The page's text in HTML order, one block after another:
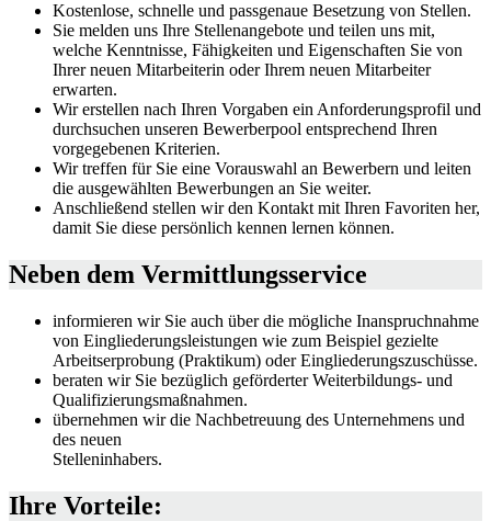
Kostenlose, schnelle und passgenaue Besetzung von Stellen.
Sie melden uns Ihre Stellenangebote und teilen uns mit,
welche Kenntnisse, Fähigkeiten und Eigenschaften Sie von
Ihrer neuen Mitarbeiterin oder Ihrem neuen Mitarbeiter
erwarten.
Wir erstellen nach Ihren Vorgaben ein Anforderungsprofil und
durchsuchen unseren Bewerberpool entsprechend Ihren
vorgegebenen Kriterien.
Wir treffen für Sie eine Vorauswahl an Bewerbern und leiten
die ausgewählten Bewerbungen an Sie weiter.
Anschließend stellen wir den Kontakt mit Ihren Favoriten her,
damit Sie diese persönlich kennen lernen können.
Neben dem Vermittlungsservice
informieren wir Sie auch über die mögliche Inanspruchnahme
von Eingliederungsleistungen wie zum Beispiel gezielte
Arbeitserprobung (Praktikum) oder Eingliederungszuschüsse.
beraten wir Sie bezüglich geförderter Weiterbildungs- und
Qualifizierungsmaßnahmen.
übernehmen wir die Nachbetreuung des Unternehmens und
des neuen
Stelleninhabers.
Ihre Vorteile: